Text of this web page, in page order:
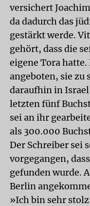
versichert
da dadurch das
gestärkt werde.
gehört, dass die
eigene Tora
angeboten, sie zu
daraufhin in
letzten fünf
sei an ihr
als 300.000
Der Schreiber sei
vorgegangen,
gefunden wurde.
Berlin
»Ich bin sehr